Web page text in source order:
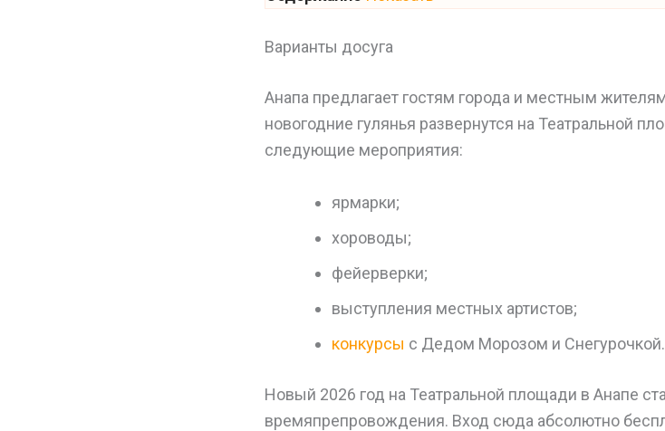
Варианты досуга
Анапа предлагает гостям города и местным
новогодние гулянья развернутся на Театральной
следующие мероприятия:
ярмарки;
хороводы;
фейерверки;
выступления местных артистов;
конкурсы с Дедом Морозом и Снегурочкой.
Новый 2026 год на Театральной площади в Анапе
времяпрепровождения. Вход сюда абсолютно